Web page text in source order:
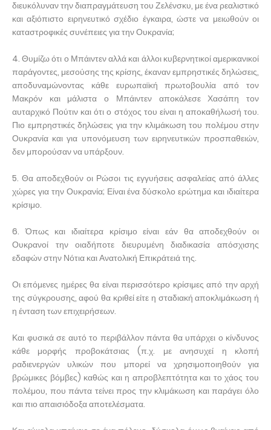
διευκόλυναν την διαπραγμάτευση του Ζελένσκυ, με ένα ρεαλιστικό
και αξιόπιστο ειρηνευτικό σχέδιο έγκαιρα, ώστε να μειωθούν οι
καταστροφικές συνέπειες για την Ουκρανία;
4. Θυμίζω ότι ο Μπάιντεν αλλά και άλλοι κυβερνητικοί αμερικανικοί
παράγοντες, μεσούσης της κρίσης, έκαναν εμπρηστικές δηλώσεις,
αποδυναμώνοντας κάθε ευρωπαϊκή πρωτοβουλία από τον
Μακρόν και μάλιστα ο Μπάιντεν αποκάλεσε Χασάπη τον
αυταρχικό Πούτιν και ότι ο στόχος του είναι η αποκαθήλωσή του.
Πιο εμπρηστικές δηλώσεις για την κλιμάκωση του πολέμου στην
Ουκρανία και για υπονόμευση των ειρηνευτικών προσπαθειών,
δεν μπορούσαν να υπάρξουν.
5. Θα αποδεχθούν οι Ρώσοι τις εγγυήσεις ασφαλείας από άλλες
χώρες για την Ουκρανία; Είναι ένα δύσκολο ερώτημα και ιδιαίτερα
κρίσιμο.
6. Όπως και ιδιαίτερα κρίσιμο είναι εάν θα αποδεχθούν οι
Ουκρανοί την οιαδήποτε διευρυμένη διαδικασία απόσχισης
εδαφών στην Νότια και Ανατολική Επικράτειά της.
Οι επόμενες ημέρες θα είναι περισσότερο κρίσιμες από την αρχή
της σύγκρουσης, αφού θα κριθεί είτε η σταδιακή αποκλιμάκωση ή
η ένταση των επιχειρήσεων.
Και φυσικά σε αυτό το περιβάλλον πάντα θα υπάρχει ο κίνδυνος
κάθε μορφής προβοκάτσιας (π.χ. με ανησυχεί η κλοπή
ραδιενεργών υλικών που μπορεί να χρησιμοποιηθούν για
βρώμικες βόμβες) καθώς και η απροβλεπτότητα και το χάος του
πολέμου, που πάντα τείνει προς την κλιμάκωση και παράγει όλο
και πιο απαισιόδοξα αποτελέσματα.